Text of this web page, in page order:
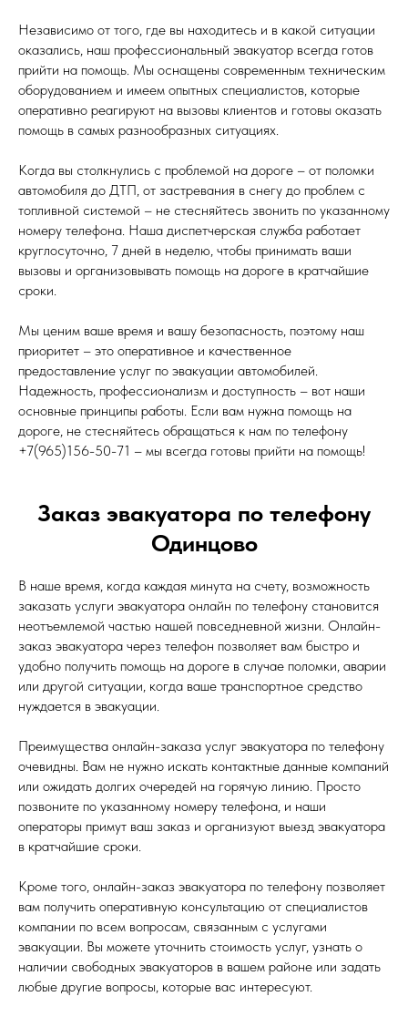
Независимо от того, где вы находитесь и в какой ситуации
оказались, наш профессиональный эвакуатор всегда готов
прийти на помощь. Мы оснащены современным техническим
оборудованием и имеем опытных специалистов, которые
оперативно реагируют на вызовы клиентов и готовы оказать
помощь в самых разнообразных ситуациях.
Когда вы столкнулись с проблемой на дороге – от поломки
автомобиля до ДТП, от застревания в снегу до проблем с
топливной системой – не стесняйтесь звонить по указанному
номеру телефона. Наша диспетчерская служба работает
круглосуточно, 7 дней в неделю, чтобы принимать ваши
вызовы и организовывать помощь на дороге в кратчайшие
сроки.
Мы ценим ваше время и вашу безопасность, поэтому наш
приоритет – это оперативное и качественное
предоставление услуг по эвакуации автомобилей.
Надежность, профессионализм и доступность – вот наши
основные принципы работы. Если вам нужна помощь на
дороге, не стесняйтесь обращаться к нам по телефону
+7(965)156-50-71 – мы всегда готовы прийти на помощь!
Заказ эвакуатора по телефону
Одинцово
В наше время, когда каждая минута на счету, возможность
заказать услуги эвакуатора онлайн по телефону становится
неотъемлемой частью нашей повседневной жизни. Онлайн-
заказ эвакуатора через телефон позволяет вам быстро и
удобно получить помощь на дороге в случае поломки, аварии
или другой ситуации, когда ваше транспортное средство
нуждается в эвакуации.
Преимущества онлайн-заказа услуг эвакуатора по телефону
очевидны. Вам не нужно искать контактные данные компаний
или ожидать долгих очередей на горячую линию. Просто
позвоните по указанному номеру телефона, и наши
операторы примут ваш заказ и организуют выезд эвакуатора
в кратчайшие сроки.
Кроме того, онлайн-заказ эвакуатора по телефону позволяет
вам получить оперативную консультацию от специалистов
компании по всем вопросам, связанным с услугами
эвакуации. Вы можете уточнить стоимость услуг, узнать о
наличии свободных эвакуаторов в вашем районе или задать
любые другие вопросы, которые вас интересуют.